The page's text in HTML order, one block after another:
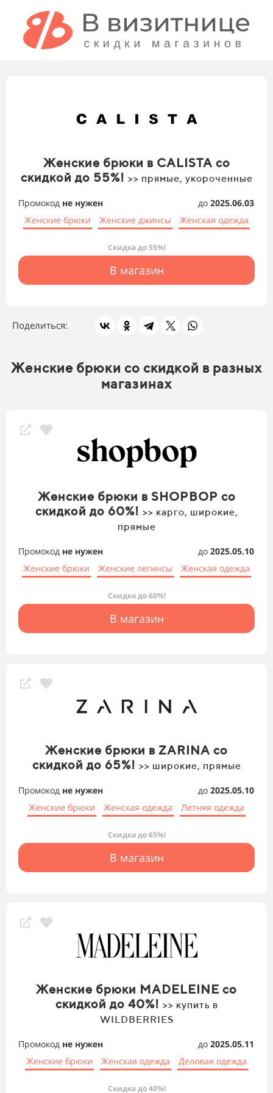
Женские брюки в CALISTA со
скидкой до 55%! >> прямые, укороченные
Промокод не нужен до 2025.06.03
Женские брюки
Женские джинсы Женская одежда
Скидка до 55%!
В магазин
Поделиться:
Женские брюки со скидкой в разных
магазинах
Женские брюки в SHOPBOP со
скидкой до 60%! >> карго, широкие,
прямые
Промокод не нужен до 2025.05.10
Женские брюки
Женские легинсы Женская одежда
Скидка до 60%!
В магазин
Женские брюки в ZARINA со
скидкой до 65%! >> широкие, прямые
Промокод не нужен до 2025.05.10
Женские брюки
Женская одежда Летняя одежда
Скидка до 65%!
В магазин
Женские брюки MADELEINE со
скидкой до 40%! >> купить в
WILDBERRIES
Промокод не нужен до 2025.05.11
Женские брюки
Женская одежда Деловая одежда
Скидка до 40%!